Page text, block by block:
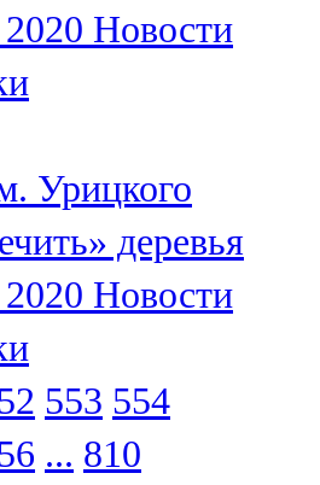
Новости
Урицкого
деревья
Новости
553 554
... 810